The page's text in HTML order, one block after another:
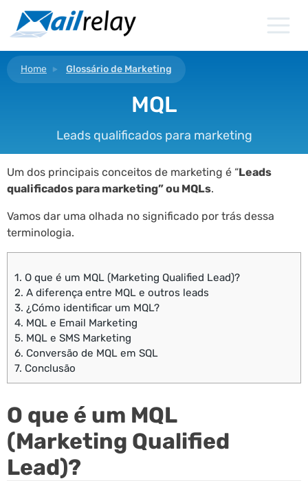
para
conteúdo
Home Glossário de Marketing
MQL
Leads qualificados para marketing
Um dos principais conceitos de marketing é “Leads
qualificados para marketing” ou MQLs.
Vamos dar uma olhada no significado por trás dessa
terminologia.
1. O que é um MQL (Marketing Qualified Lead)?
2. A diferença entre MQL e outros leads
3. ¿Cómo identificar um MQL?
4. MQL e Email Marketing
5. MQL e SMS Marketing
6. Conversão de MQL em SQL
7. Conclusão
O que é um MQL
(Marketing Qualified
Lead)?